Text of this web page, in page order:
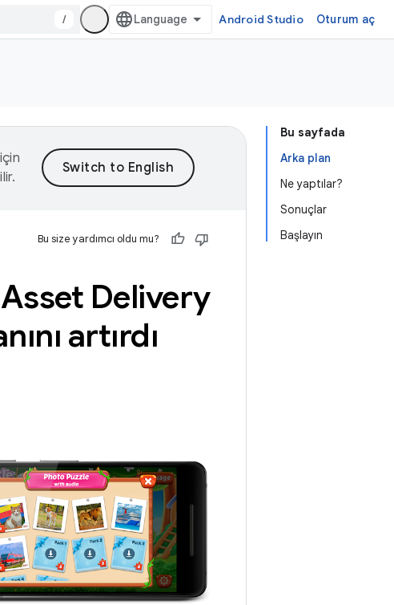
/ Android Studio Oturum aç
Bu sayfada
Arka plan
Ne yaptılar?
Sonuçlar
Başlayın
Bu size yardımcı oldu mu?
Delivery
artırdı